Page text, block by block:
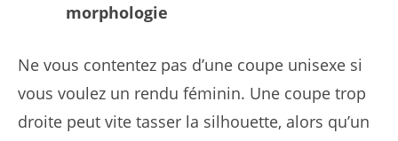
morphologie
Ne vous contentez pas d’une coupe unisexe si
vous voulez un rendu féminin. Une coupe trop
droite peut vite tasser la silhouette, alors qu’un